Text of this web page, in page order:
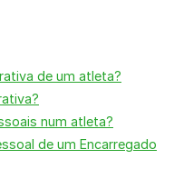
de um atleta?
num atleta?
de um Encarregado